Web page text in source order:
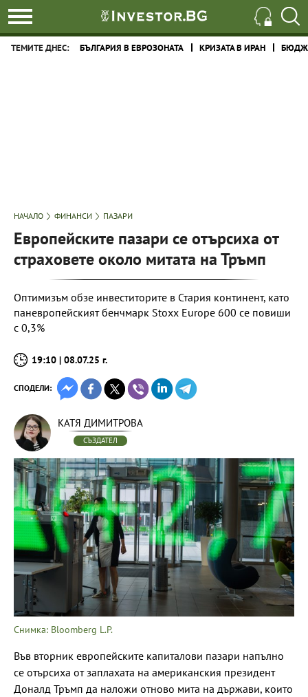
ТЕМИТЕ ДНЕС: БЪЛГАРИЯ В ЕВРОЗОНАТА КРИЗАТА В ИРАН
НАЧАЛО ФИНАНСИ ПАЗАРИ
Европейските пазари се отърсиха от
страховете около митата на Тръмп
Оптимизъм обзе инвеститорите в Стария континент, като
паневропейският бенчмарк Stoxx Europe 600 се повиши
с 0,3%
19:10 | 08.07.25 г.
СПОДЕЛИ:
КАТЯ ДИМИТРОВА
СЪЗДАТЕЛ
Снимка: Bloomberg L.P.
Във вторник европейските капиталови пазари напълно
се отърсиха от заплахата на американския президент
Доналд Тръмп да наложи отново мита на държави, които